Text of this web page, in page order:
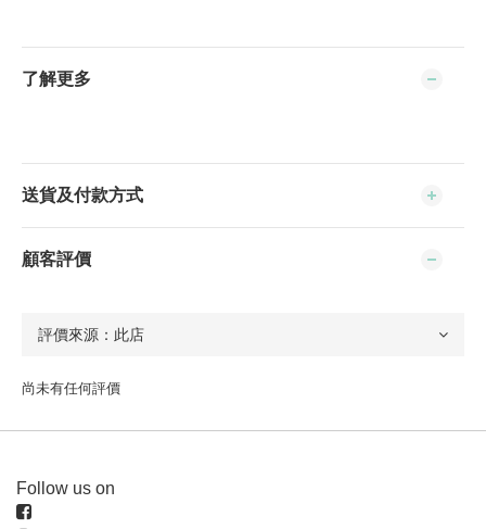
了解更多
送貨及付款方式
顧客評價
尚未有任何評價
Follow us on